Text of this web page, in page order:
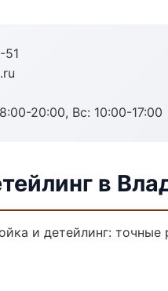
51
20:00, Вс: 10:00-17:00
в
и детейлинг: